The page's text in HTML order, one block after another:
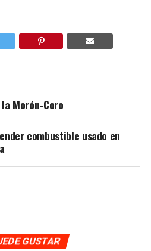
Morón-Coro
combustible usado en
GUSTAR